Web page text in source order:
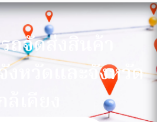
จัดส่งสินค้า
งหวัดและจังหวัด